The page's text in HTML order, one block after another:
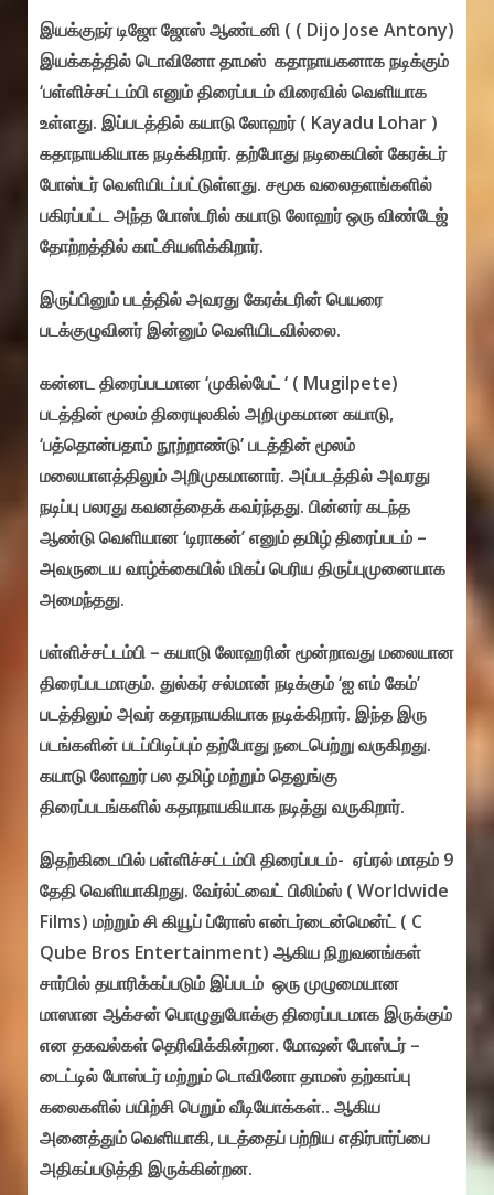
இயக்குநர் டிஜோ ஜோஸ் ஆண்டனி ( ( Dijo Jose Antony)
இயக்கத்தில் டொவினோ தாமஸ் கதாநாயகனாக நடிக்கும்
‘பள்ளிச்சட்டம்பி எனும் திரைப்படம் விரைவில் வெளியாக
உள்ளது. இப்படத்தில் கயாடு லோஹர் ( Kayadu Lohar )
கதாநாயகியாக நடிக்கிறார். தற்போது நடிகையின் கேரக்டர்
போஸ்டர் வெளியிடப்பட்டுள்ளது. சமூக வலைதளங்களில்
பகிரப்பட்ட அந்த போஸ்டரில் கயாடு லோஹர் ஒரு விண்டேஜ்
தோற்றத்தில் காட்சியளிக்கிறார்.
இருப்பினும் படத்தில் அவரது கேரக்டரின் பெயரை
படக்குழுவினர் இன்னும் வெளியிடவில்லை.
கன்னட திரைப்படமான ‘முகில்பேட் ‘ ( Mugilpete)
படத்தின் மூலம் திரையுலகில் அறிமுகமான கயாடு,
‘பத்தொன்பதாம் நூற்றாண்டு’ படத்தின் மூலம்
மலையாளத்திலும் அறிமுகமானார். அப்படத்தில் அவரது
நடிப்பு பலரது கவனத்தைக் கவர்ந்தது. பின்னர் கடந்த
ஆண்டு வெளியான ‘டிராகன்’ எனும் தமிழ் திரைப்படம் –
அவருடைய வாழ்க்கையில் மிகப் பெரிய திருப்புமுனையாக
அமைந்தது.
பள்ளிச்சட்டம்பி – கயாடு லோஹரின் மூன்றாவது மலையான
திரைப்படமாகும். துல்கர் சல்மான் நடிக்கும் ‘ஐ எம் கேம்’
படத்திலும் அவர் கதாநாயகியாக நடிக்கிறார். இந்த இரு
படங்களின் படப்பிடிப்பும் தற்போது நடைபெற்று வருகிறது.
கயாடு லோஹர் பல தமிழ் மற்றும் தெலுங்கு
திரைப்படங்களில் கதாநாயகியாக நடித்து வருகிறார்.
இதற்கிடையில் பள்ளிச்சட்டம்பி திரைப்படம்- ஏப்ரல் மாதம் 9
தேதி வெளியாகிறது. வேர்ல்ட்வைட் பிலிம்ஸ் ( Worldwide
Films) மற்றும் சி கியூப் ப்ரோஸ் என்டர்டைன்மென்ட் ( C
Qube Bros Entertainment) ஆகிய நிறுவனங்கள்
சார்பில் தயாரிக்கப்படும் இப்படம் ஒரு முழுமையான
மாஸான ஆக்சன் பொழுதுபோக்கு திரைப்படமாக இருக்கும்
என தகவல்கள் தெரிவிக்கின்றன. மோஷன் போஸ்டர் –
டைட்டில் போஸ்டர் மற்றும் டொவினோ தாமஸ் தற்காப்பு
கலைகளில் பயிற்சி பெறும் வீடியோக்கள்.. ஆகிய
அனைத்தும் வெளியாகி, படத்தைப் பற்றிய எதிர்பார்ப்பை
அதிகப்படுத்தி இருக்கின்றன.